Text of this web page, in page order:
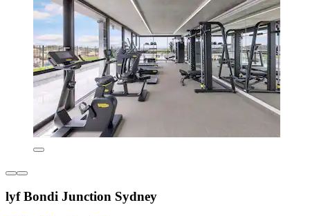
lyf Bondi Junction Sydney